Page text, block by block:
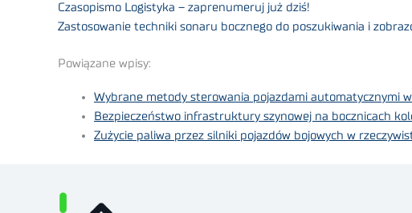
Czasopismo Logistyka – zaprenumeruj już dziś!
Zastosowanie techniki sonaru bocznego do poszukiwania i
Powiązane wpisy:
Wybrane metody sterowania pojazdami automatycznymi
Bezpieczeństwo infrastruktury szynowej na bocznicach
Zużycie paliwa przez silniki pojazdów bojowych w